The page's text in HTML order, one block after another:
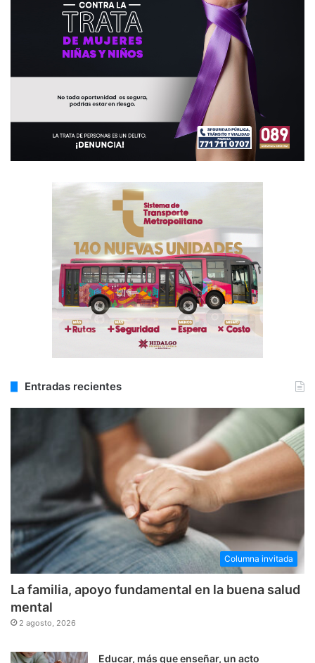
Entradas recientes
Columna invitada
La familia, apoyo fundamental en la buena salud
mental
2 agosto, 2026
Educar, más que enseñar, un acto